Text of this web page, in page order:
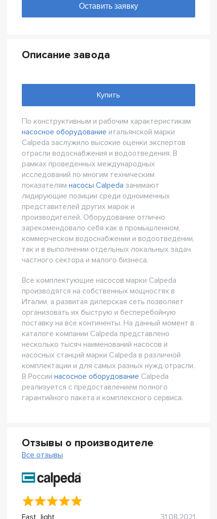
Описание завода
Купить
По конструктивным и рабочим характеристикам
насосное оборудование итальянской марки
Calpeda заслужило высокие оценки экспертов
отрасли водоснабжения и водоотведения. В
рамках проведенных международных
исследований по многим техническим
показателям насосы Calpeda занимают
лидирующие позиции среди одноименных
представителей других марок и
производителей. Оборудование отлично
зарекомендовало себя как в промышленном,
коммерческом водоснабжении и водоотведении,
так и в выполнении отдельных локальных задач
частного сектора и малого бизнеса.
Все комплектующие насосов марки Calpeda
производятся на собственных мощностях в
Италии, а развитая дилерская сеть позволяет
организовать их быструю и бесперебойную
поставку на все континенты. На данный момент в
каталоге компании Calpeda представлено
несколько тысяч наименований насосов и
насосных станций марки Calpeda в различной
комплектации и для самых разных нужд отрасли.
В России насосное оборудование Calpeda
реализуется с предоставлением полного
гарантийного пакета и комплексного сервиса.
Отзывы о производителе
Все отзывы
Fast_light
31.08.2021